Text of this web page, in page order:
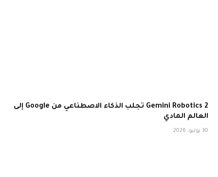
Gemini Robotics 2 تجلب الذكاء الاصطناعي من Google إلى
العالم المادي
30 يوليو، 2026